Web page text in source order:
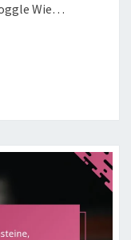
Wie…
MORE